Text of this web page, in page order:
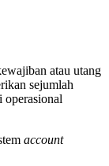
atau utang
sejumlah
operasional
account